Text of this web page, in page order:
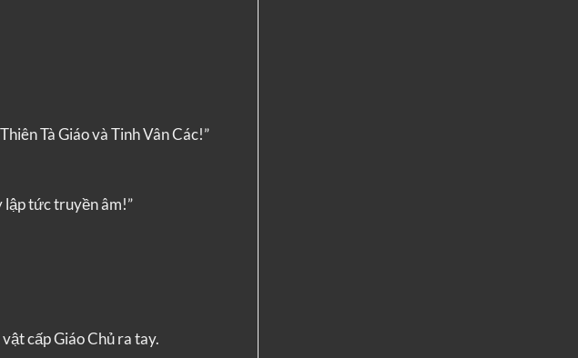
Tà Giáo và Tinh Vân Các!”
lập tức truyền âm!”
cấp Giáo Chủ ra tay.